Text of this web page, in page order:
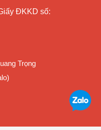
ĐKKD số:
Trọng